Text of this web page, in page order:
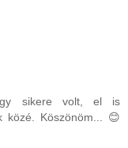
sikere volt, el is
közé. Köszönöm... 😊